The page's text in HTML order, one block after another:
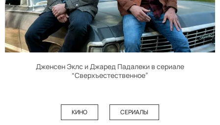
Дженсен Эклс и Джаред Падалеки в сериале
“Сверхъестественное”
КИНО СЕРИАЛЫ